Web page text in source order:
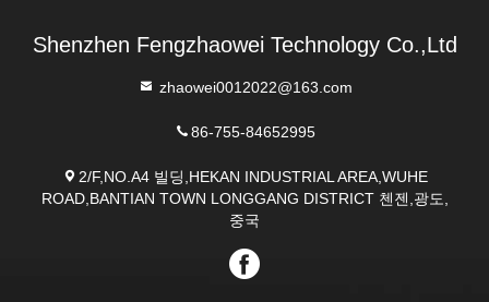
Shenzhen Fengzhaowei Technology Co.,Ltd
zhaowei0012022@163.com
86-755-84652995
2/F,NO.A4 빌딩,HEKAN INDUSTRIAL AREA,WUHE
ROAD,BANTIAN TOWN LONGGANG DISTRICT 첸젠,광도,
중국